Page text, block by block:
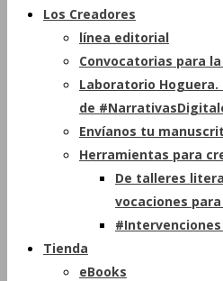
Los Creadores
línea editorial
Convocatorias para
Laboratorio
de
Envíanos tu
Herramientas para
De talleres
vocaciones
Tienda
eBooks